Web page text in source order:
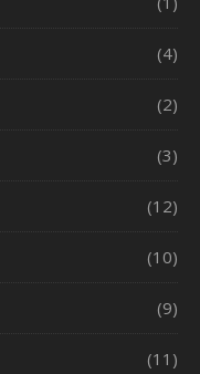
(4)
(2)
(3)
(12)
(10)
(9)
(11)